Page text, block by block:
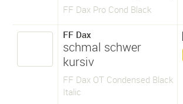
FF Dax Pro Cond Black
FF Dax
schmal schwer
kursiv
FF Dax OT Condensed Black
Italic